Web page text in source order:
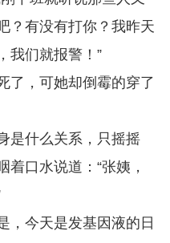
？有没有打你？我昨天
我们就报警！”
了，可她却倒霉的穿了
是什么关系，只摇摇
口水说道：“张姨，
，今天是发基因液的日